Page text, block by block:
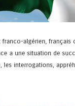
franco-algérien, français
a une situation de
les interrogations,